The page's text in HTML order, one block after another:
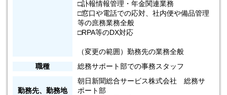
□訃報情報管理・年金関連業務
□窓口や電話での応対、社内便や備品管理
等の庶務業務全般
□RPA等のDX対応
（変更の範囲）勤務先の業務全般
職種
総務サポート部での事務スタッフ
勤務先、勤務地
朝日新聞総合サービス株式会社 総務サ
ポート部